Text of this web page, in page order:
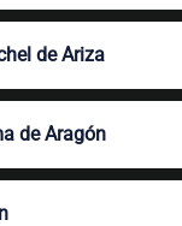
de Ariza
de Aragón